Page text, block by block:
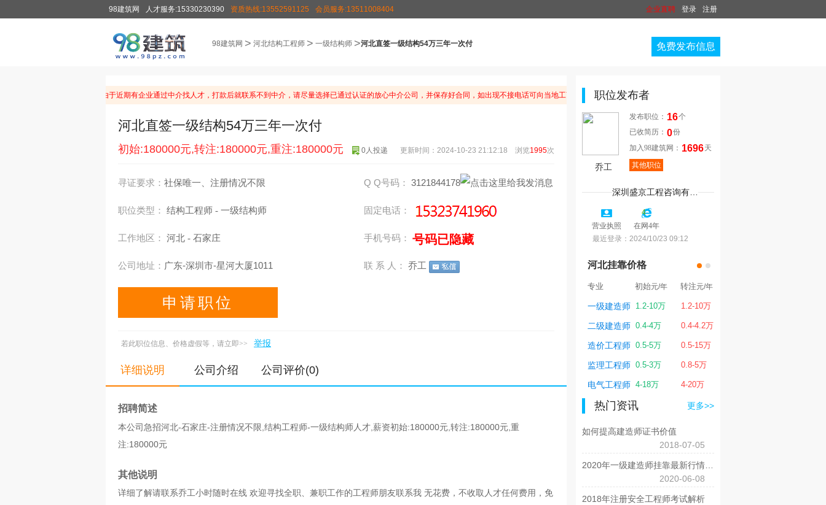
98建筑网 人才服务:15330230390 资质热线:13552591125 会员服务:13511008404 企业直聘 登录 注册
98建筑网 > 河北结构工程师 > 一级结构师 >河北直签一级结构54万三年一次付 免费发布信息
温馨提示：由于近期有企业通过中介找人才，打款后就联系不到中介，请尽量选择已通过认证的放心中介公司，并保存好合同，如出现不接电话可向当地工商部门举报。
河北直签一级结构54万三年一次付
初始:180000元,转注:180000元,重注:180000元 更新时间：2024-10-23 21:12:18 浏览1995次
0人投递
寻证要求： 社保唯一、注册情况不限
职位类型： 结构工程师 - 一级结构师
工作地区： 河北 - 石家庄
公司地址： 广东-深圳市-星河大厦1011
Q Q号码： 3121844178
固定电话：
手机号码： 号码已隐藏
联 系 人： 乔工
申请职位
若此职位信息、价格虚假等，请立即>> 举报
详细说明 公司介绍 公司评价(0)
招聘简述
本公司急招河北-石家庄-注册情况不限,结构工程师-一级结构师人才,薪资初始:180000元,转注:180000元,重
注:180000元
其他说明
详细了解请联系乔工小时随时在线 欢迎寻找全职、兼职工作的工程师朋友联系我 无花费，不收取人才任何费用，免
职位发布者
乔工
发布职位： 16个
已收简历： 0份
加入98建筑网： 1696天
其他职位
深圳盛京工程咨询有限公司.
营业执照
4
在网4年
最近登录： 2024/10/23 09:12
河北挂靠价格
公用设备工程师 5-15万 5-15万 电气工程师 4-18万 4-20万
专业 初始元/年 转注元/年
中级职称 0.3-0.7万 0.4-0.7万
高级职称 0.5-2.5万
土木工程师 2-20万 2-20万
结构工程师 3.3-14万 4.3-15万
公用设备工程师 5-15万 5-15万
热门资讯 更多>>
如何提高建造师证书价值
2018-07-05
2020-06-08
2018年注册安全工程师考试解析